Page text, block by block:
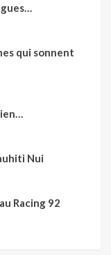
qui sonnent
Nui
Racing 92